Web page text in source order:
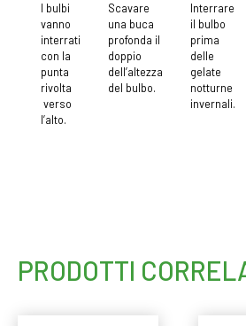
I bulbi
vanno
interrati
con la
punta
rivolta
verso
l’alto.
Scavare
una buca
profonda il
doppio
dell’altezza
del bulbo.
Interrare
il bulbo
prima
delle
gelate
notturne
invernali.
PRODOTTI